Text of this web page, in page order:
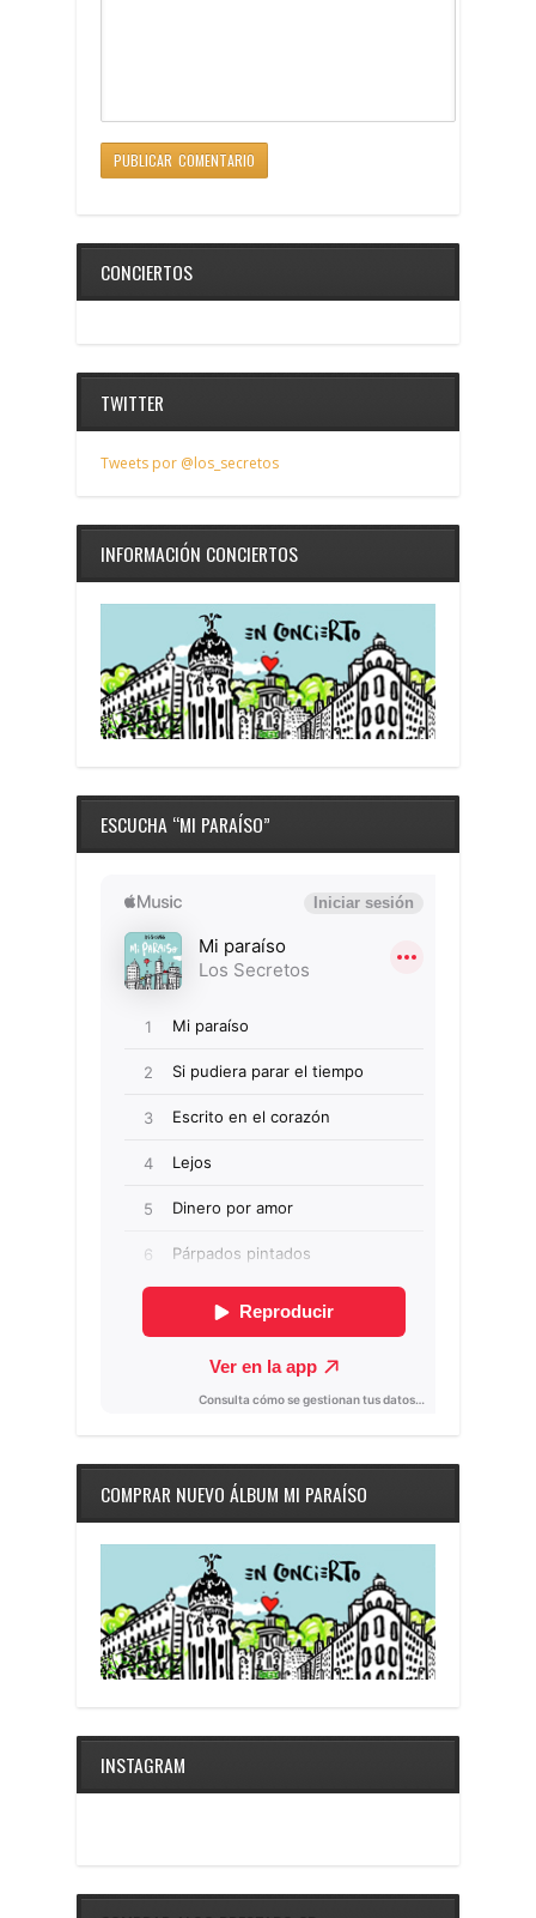
CONCIERTOS
TWITTER
Tweets por @los_secretos
INFORMACIÓN CONCIERTOS
ESCUCHA “MI PARAÍSO”
COMPRAR NUEVO ÁLBUM MI PARAÍSO
INSTAGRAM